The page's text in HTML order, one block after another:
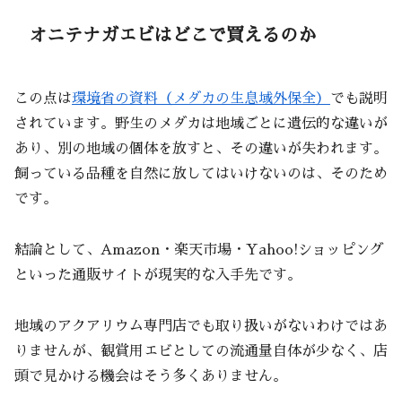
オニテナガエビはどこで買えるのか
この点は環境省の資料（メダカの生息域外保全） でも説明
されています。野生のメダカは地域ごとに遺伝的な違いが
あり、別の地域の個体を放すと、その違いが失われます。
飼っている品種を自然に放してはいけないのは、そのため
です。
結論として、Amazon・楽天市場・Yahoo!ショッピング
といった通販サイトが現実的な入手先です。
地域のアクアリウム専門店でも取り扱いがないわけではあ
りませんが、観賞用エビとしての流通量自体が少なく、店
頭で見かける機会はそう多くありません。